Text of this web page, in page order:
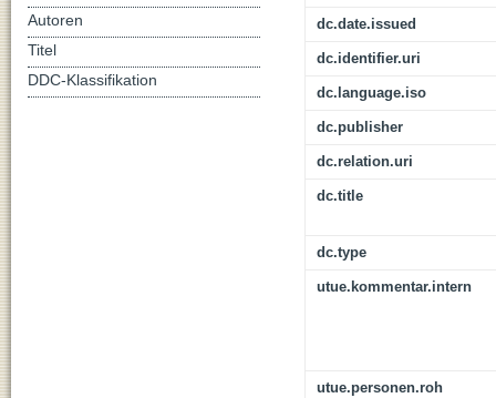
dc.date.issued
dc.identifier.uri
dc.language.iso
dc.publisher
dc.relation.uri
dc.title
dc.type
utue.kommentar.intern
utue.personen.roh
Autoren
Titel
DDC-Klassifikation